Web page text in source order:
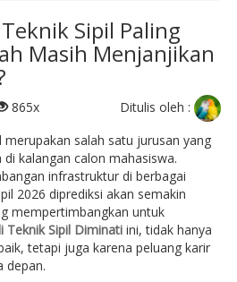
Sipil Paling
Masih Menjanjikan
865x
Ditulis oleh :
merupakan salah satu jurusan yang
kalangan calon mahasiswa.
infrastruktur di berbagai
2026 diprediksi akan semakin
mempertimbangkan untuk
Teknik Sipil Diminatiini, tidak hanya
tetapi juga karena peluang karir
depan.